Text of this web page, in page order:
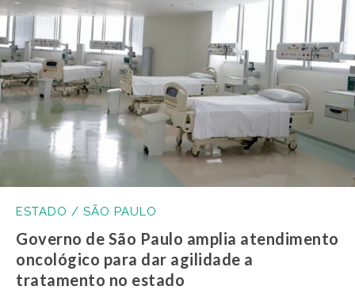
ESTADO / SÃO PAULO
Governo de São Paulo amplia atendimento
oncológico para dar agilidade a
tratamento no estado